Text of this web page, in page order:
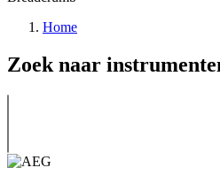
Home
Zoek naar